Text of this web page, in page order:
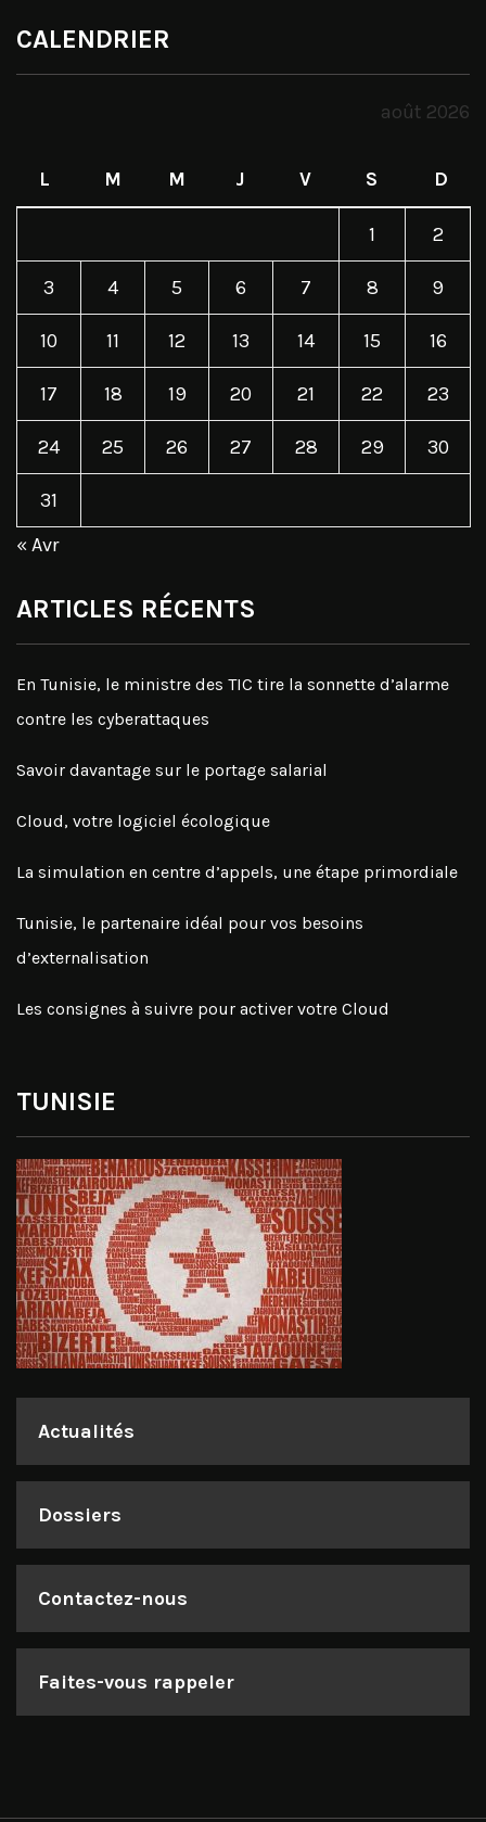
CALENDRIER
août 2026
L M M J V S D
1 2
3 4 5 6 7 8 9
10 11 12 13 14 15 16
17 18 19 20 21 22 23
24 25 26 27 28 29 30
31
« Avr
ARTICLES RÉCENTS
En Tunisie, le ministre des TIC tire la sonnette d’alarme
contre les cyberattaques
Savoir davantage sur le portage salarial
Cloud, votre logiciel écologique
La simulation en centre d’appels, une étape primordiale
Tunisie, le partenaire idéal pour vos besoins
d’externalisation
Les consignes à suivre pour activer votre Cloud
TUNISIE
Actualités
Dossiers
Contactez-nous
Faites-vous rappeler